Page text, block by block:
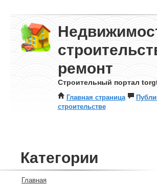
ремонт
Строительный портал
Главная страница
строительстве
Категории
Главная